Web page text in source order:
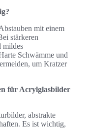
mit einem
stärkeren
mildes
Schwämme und
um Kratzer
für Acrylglasbilder
abstrakte
Es ist wichtig,